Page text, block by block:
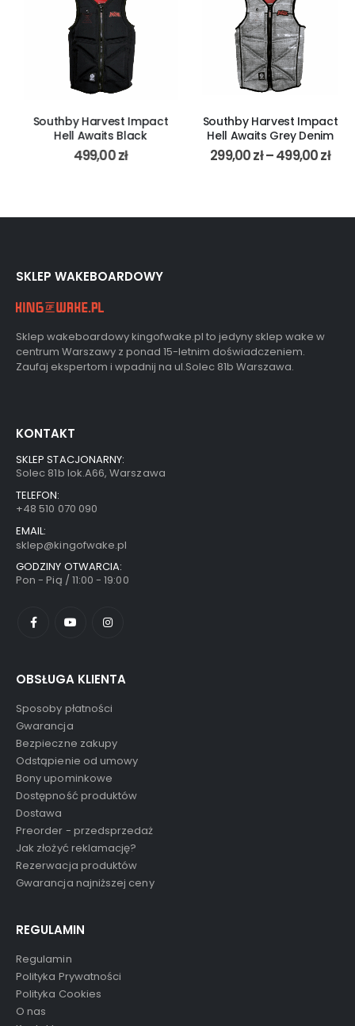
Southby Harvest Impact
Hell Awaits Black
499,00zł
Southby Harvest Impact
Hell Awaits Grey Denim
299,00zł– 499,00zł
SKLEP WAKEBOARDOWY
Sklep wakeboardowy kingofwake.pl to jedyny sklep wake w
centrum Warszawy z ponad 15-letnim doświadczeniem.
Zaufaj ekspertom i wpadnij na ul.Solec 81b Warszawa.
KONTAKT
SKLEP STACJONARNY:
Solec 81b lok.A66, Warszawa
TELEFON:
+48 510 070 090
EMAIL:
sklep@kingofwake.pl
GODZINY OTWARCIA:
Pon - Pią / 11:00 - 19:00
OBSŁUGA KLIENTA
Sposoby płatności
Gwarancja
Bezpieczne zakupy
Odstąpienie od umowy
Bony upominkowe
Dostępność produktów
Dostawa
Preorder - przedsprzedaż
Jak złożyć reklamację?
Rezerwacja produktów
Gwarancja najniższej ceny
REGULAMIN
Regulamin
Polityka Prywatności
Polityka Cookies
O nas